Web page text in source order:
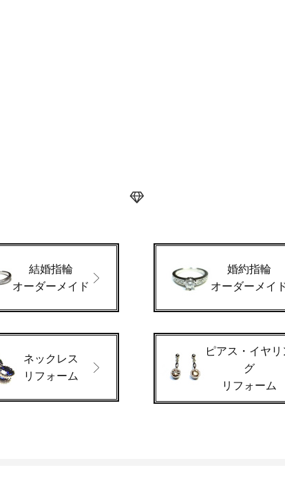
結婚指輪
オーダーメイド
婚約指輪
オーダーメイ
ネックレス
リフォーム
ピアス・イヤリ
グ
リフォーム